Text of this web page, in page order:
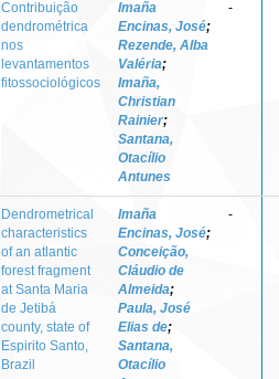
Contribuição
dendrométrica
nos
levantamentos
fitossociológicos
Imaña
Encinas, José;
Rezende, Alba
Valéria;
Imaña,
Christian
Rainier;
Santana,
Otacílio
Antunes
-
Dendrometrical
characteristics
of an atlantic
forest fragment
at Santa Maria
de Jetibá
county, state of
Espirito Santo,
Brazil
Imaña
Encinas, José;
Conceição,
Cláudio de
Almeida;
Paula, José
Elias de;
Santana,
Otacílio
-